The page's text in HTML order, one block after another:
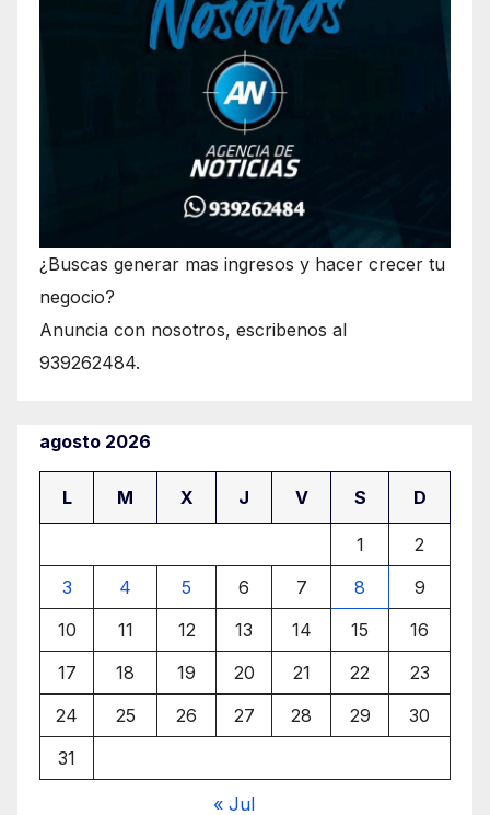
¿Buscas generar mas ingresos y hacer crecer tu
negocio?
Anuncia con nosotros, escribenos al
939262484.
agosto 2026
L M X J V S D
1
2
3
4 5 6 7 8
9
10
11 12 13 14 15
16
17
18 19 20 21 22
23
24
25 26 27 28 29
30
31
« Jul